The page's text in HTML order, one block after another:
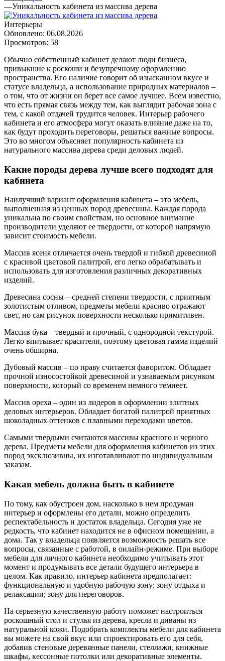
—Уникальность кабинета из массива дерева
Интерьеры
Обновлено: 06.08.2026
Просмотров: 58
Обычно собственный кабинет делают люди бизнеса,
привыкшие к роскоши и безупречному оформлению
пространства. Его наличие говорит об изысканном вкусе и
статусе владельца, а использование природных материалов –
о том, что от жизни он берет все самое лучшее. Всем известно,
что есть прямая связь между тем, как выглядит рабочая зона с
тем, с какой отдачей трудится человек. Интерьер рабочего
кабинета и его атмосфера могут оказать влияние даже на то,
как будут проходить переговоры, решаться важные вопросы.
Это во многом объясняет популярность кабинета из
натурального массива дерева среди деловых людей.
Какие породы дерева лучше всего подходят для
кабинета
Наилучший вариант оформления кабинета – это мебель,
выполненная из ценных пород древесины. Каждая порода
уникальна по своим свойствам, но основное внимание
производители уделяют ее твердости, от которой напрямую
зависит стоимость мебели.
Массив ясеня отличается очень твердой и гибкой древесиной
с красивой цветовой палитрой, его легко обрабатывать и
использовать для изготовления различных декоративных
изделий.
Древесина сосны – средней степени твердости, с приятным
золотистым отливом, предметы мебели красиво отражают
свет, но сам рисунок поверхности несколько примитивен.
Массив бука – твердый и прочный, с однородной текстурой.
Легко впитывает красители, поэтому цветовая гамма изделий
очень обширна.
Дубовый массив – по праву считается фаворитом. Обладает
прочной износостойкой древесиной и узнаваемым рисунком
поверхности, который со временем немного темнеет.
Массив ореха – один из лидеров в оформлении элитных
деловых интерьеров. Обладает богатой палитрой приятных
шоколадных оттенков с плавными переходами цветов.
Самыми твердыми считаются массивы красного и черного
дерева. Предметы мебели для оформления кабинетов из этих
пород эксклюзивны, их изготавливают по индивидуальным
заказам.
Какая мебель должна быть в кабинете
По тому, как обустроен дом, насколько в нем продуман
интерьер и оформлены его детали, можно определить
респектабельность и достаток владельца. Сегодня уже не
редкость, что кабинет находится не в офисном помещении, а
дома. Так у владельца появляется возможность решать все
вопросы, связанные с работой, в онлайн-режиме. При выборе
мебели для личного кабинета необходимо учитывать этот
момент и продумывать все детали будущего интерьера в
целом. Как правило, интерьер кабинета предполагает:
функциональную и удобную рабочую зону; зону отдыха и
релаксации; зону для переговоров.
На серьезную качественную работу поможет настроиться
роскошный стол и стулья из дерева, кресла и диваны из
натуральной кожи. Подобрать комплекты мебели для кабинета
вы можете на свой вкус или спроектировать его для себя,
добавив стеновые деревянные панели, стеллажи, книжные
шкафы, кессонные потолки или декоративные элементы.